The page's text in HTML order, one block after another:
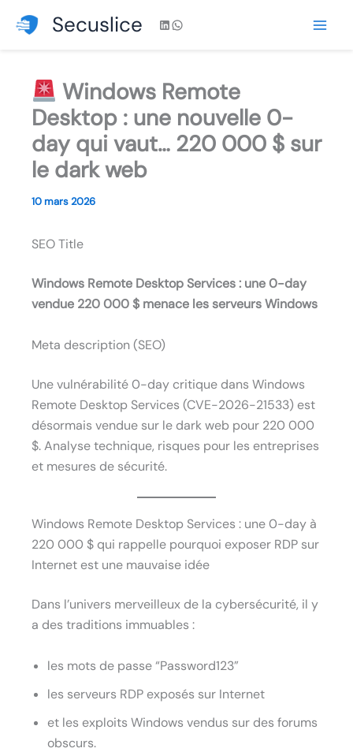
Secuslice LinkedIn
WhatsApp
Windows Remote
Desktop : une nouvelle 0-
day qui vaut… 220 000 $ sur
le dark web
10 mars 2026
SEO Title
Windows Remote Desktop Services : une 0-day
vendue 220 000 $ menace les serveurs Windows
Meta description (SEO)
Une vulnérabilité 0-day critique dans Windows
Remote Desktop Services (CVE-2026-21533) est
désormais vendue sur le dark web pour 220 000
$. Analyse technique, risques pour les entreprises
et mesures de sécurité.
Windows Remote Desktop Services : une 0-day à
220 000 $ qui rappelle pourquoi exposer RDP sur
Internet est une mauvaise idée
Dans l’univers merveilleux de la cybersécurité, il y
a des traditions immuables :
les mots de passe “Password123”
les serveurs RDP exposés sur Internet
et les exploits Windows vendus sur des forums
obscurs.